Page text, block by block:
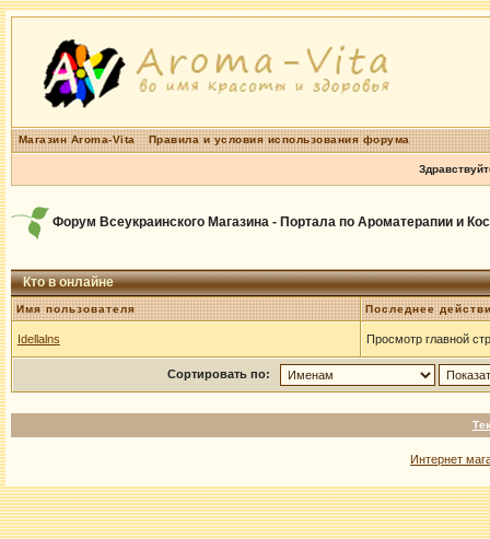
Магазин Aroma-Vita Правила и условия использования форума
Форум Всеукраинского Магазина - Портала по Ароматерапии и
Кто в онлайне
Имя пользователя Последнее
Idellalns Просмотр главной
Сортировать по:
Интернет